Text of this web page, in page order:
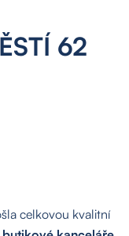
62
celkovou kvalitní